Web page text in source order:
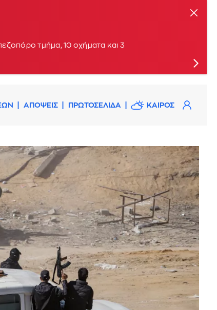
τμήμα, 10 οχήματα και 3
ΑΠΟΨΕΙΣ ΠΡΩΤΟΣΕΛΙΔΑ ΚΑΙΡΟΣ